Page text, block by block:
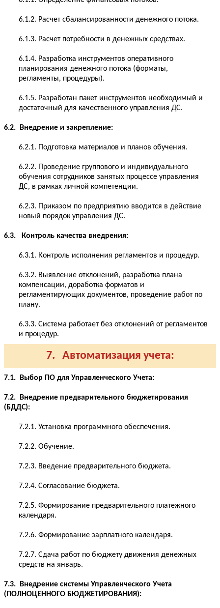
6.1.2. Расчет сбалансированности денежного потока.
6.1.3. Расчет потребности в денежных средствах.
6.1.4. Разработка инструментов оперативного
планирования денежного потока (форматы,
регламенты, процедуры).
6.1.5. Разработан пакет инструментов необходимый и
достаточный для качественного управления ДС.
6.2. Внедрение и закрепление:
6.2.1. Подготовка материалов и планов обучения.
6.2.2. Проведение группового и индивидуального
обучения сотрудников занятых процессе управления
ДС, в рамках личной компетенции.
6.2.3. Приказом по предприятию вводится в действие
новый порядок управления ДС.
6.3. Контроль качества внедрения:
6.3.1. Контроль исполнения регламентов и процедур.
6.3.2. Выявление отклонений, разработка плана
компенсации, доработка форматов и
регламентирующих документов, проведение работ по
плану.
6.3.3. Система работает без отклонений от регламентов
и процедур.
7. Автоматизация учета:
7.1. Выбор ПО для Управленческого Учета:
7.2. Внедрение предварительного бюджетирования
(БДДС):
7.2.1. Установка программного обеспечения.
7.2.2. Обучение.
7.2.3. Введение предварительного бюджета.
7.2.4. Согласование бюджета.
7.2.5. Формирование предварительного платежного
календаря.
7.2.6. Формирование зарплатного календаря.
7.2.7. Сдача работ по бюджету движения денежных
средств на январь.
7.3. Внедрение системы Управленческого Учета
(ПОЛНОЦЕННОГО БЮДЖЕТИРОВАНИЯ):